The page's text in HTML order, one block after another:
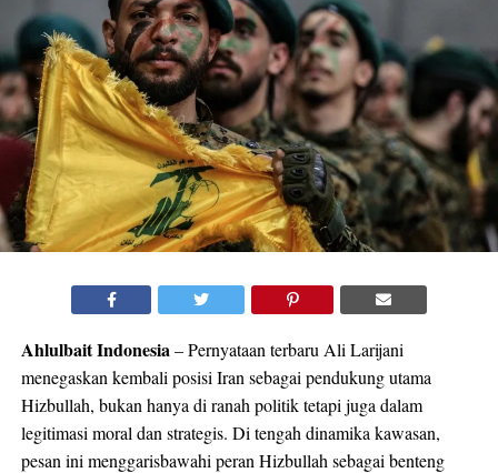
Ahlulbait Indonesia – Pernyataan terbaru Ali Larijani
menegaskan kembali posisi Iran sebagai pendukung utama
Hizbullah, bukan hanya di ranah politik tetapi juga dalam
legitimasi moral dan strategis. Di tengah dinamika kawasan,
pesan ini menggarisbawahi peran Hizbullah sebagai benteng